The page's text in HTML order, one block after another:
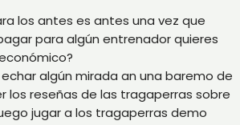
los antes es antes una vez que
para algún entrenador quieres
algún mirada an una baremo de
los reseñas de las tragaperras sobre
jugar a los tragaperras demo